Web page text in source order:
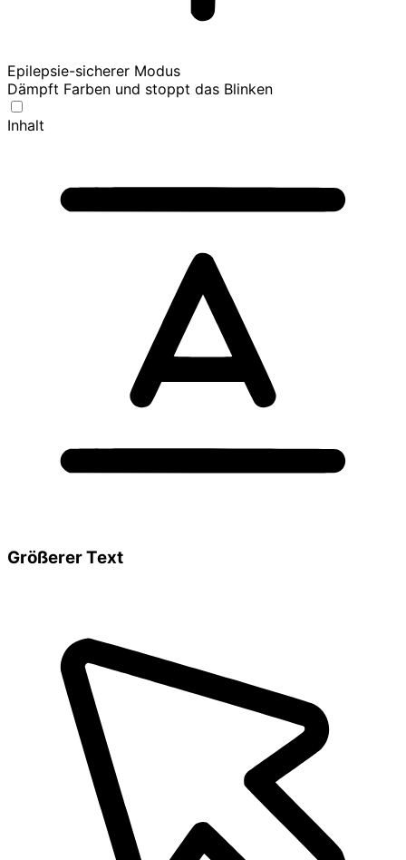
Epilepsie-sicherer Modus
Dämpft Farben und stoppt das Blinken
Inhalt
Größerer Text